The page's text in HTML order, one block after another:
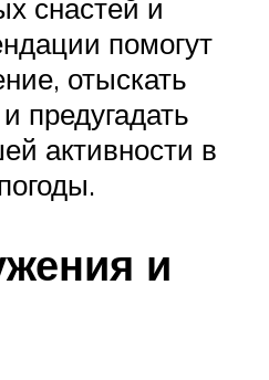
снастей и
помогут
отыскать
предугадать
активности в
и